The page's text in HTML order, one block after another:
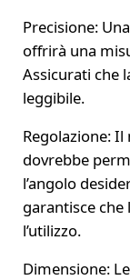
Precisione:
offrirà una
Assicurati che
leggibile.
Regolazione:
dovrebbe
l’angolo
garantisce
l’utilizzo.
Dimensione: